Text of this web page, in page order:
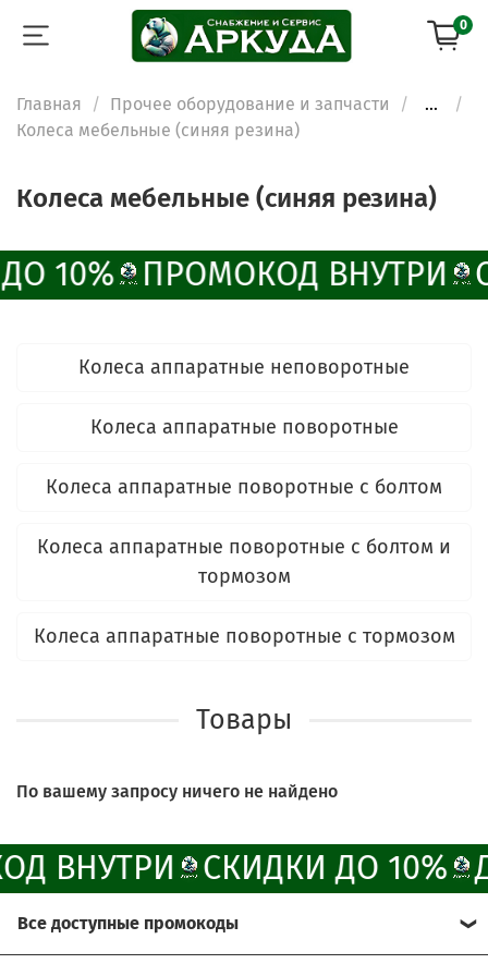
0
Главная Прочее оборудование и запчасти
...
Колеса мебельные (синяя резина)
Колеса мебельные (синяя резина)
10% ПРОМОКОД ВНУТРИ
Колеса аппаратные неповоротные
Колеса аппаратные поворотные
Колеса аппаратные поворотные с болтом
Колеса аппаратные поворотные с болтом и
тормозом
Колеса аппаратные поворотные с тормозом
Товары
По вашему запросу ничего не найдено
ВНУТРИ СКИДКИ ДО 10%
Все доступные промокоды
ChatApp
Наши мессенджеры
мессенджер!
Электронная почта
Позвонить
Группа Вконтакте